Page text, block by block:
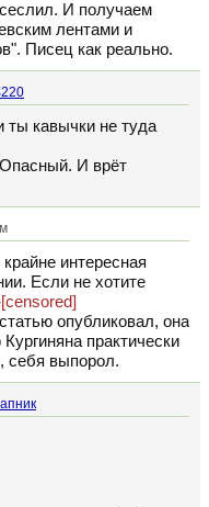
И получаем
лентами и
Писец как реально.
ты кавычки не туда
И врёт
крайне интересная
Если не хотите
[censored]
опубликовал, она
практически
себя выпорол.